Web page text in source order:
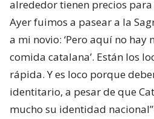
alrededor tienen precios
Ayer fuimos a pasear a la
a mi novio: ‘Pero aquí no hay
comida catalana’. Están los
rápida. Y es loco porque
identitario, a pesar de que
mucho su identidad